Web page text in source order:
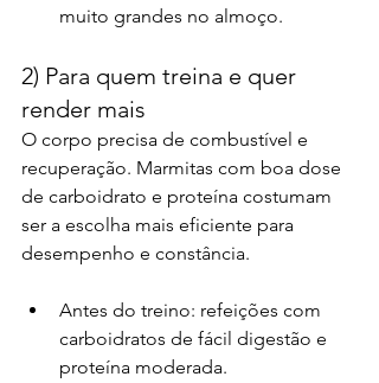
muito grandes no almoço.
2) Para quem treina e quer
render mais
O corpo precisa de combustível e
recuperação. Marmitas com boa dose
de carboidrato e proteína costumam
ser a escolha mais eficiente para
desempenho e constância.
Antes do treino: refeições com
carboidratos de fácil digestão e
proteína moderada.